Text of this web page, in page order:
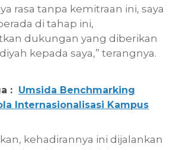
rasa tanpa kemitraan ini, saya
di tahap ini,
dukungan yang diberikan
kepada saya,” terangnya.
: Umsida Benchmarking
Internasionalisasi Kampus
kehadirannya ini dijalankan